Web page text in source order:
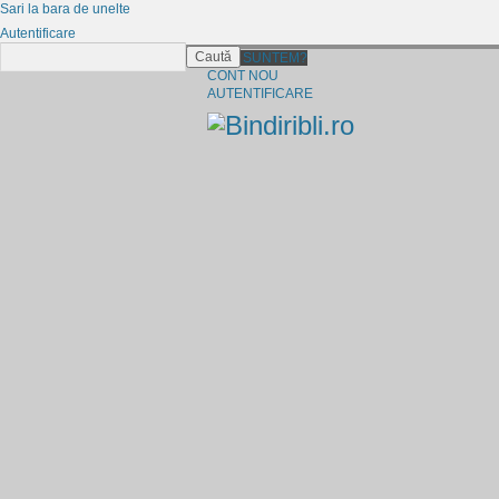
CINE SUNTEM?
CONT NOU
AUTENTIFICARE
Sari la bara de unelte
Autentificare
Caută